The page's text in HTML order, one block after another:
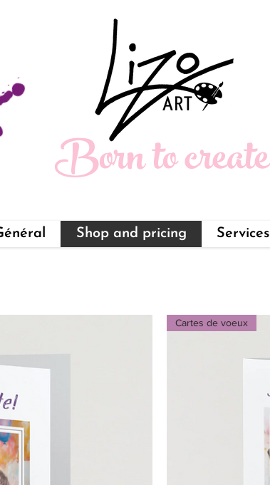
Born to create
Shop and pricing Services
Cartes de voeux